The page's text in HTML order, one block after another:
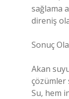
sağlama
direniş
Sonuç
Akan
çözümler
Su, hem